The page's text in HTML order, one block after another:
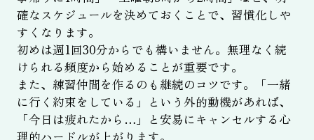
確なスケジュールを決めておくことで、習慣化しや
すくなります。
初めは週1回30分からでも構いません。無理なく続
けられる頻度から始めることが重要です。
また、練習仲間を作るのも継続のコツです。「一緒
に行く約束をしている」という外的動機があれば、
「今日は疲れたから…」と安易にキャンセルする心
理的ハードルが上がります。